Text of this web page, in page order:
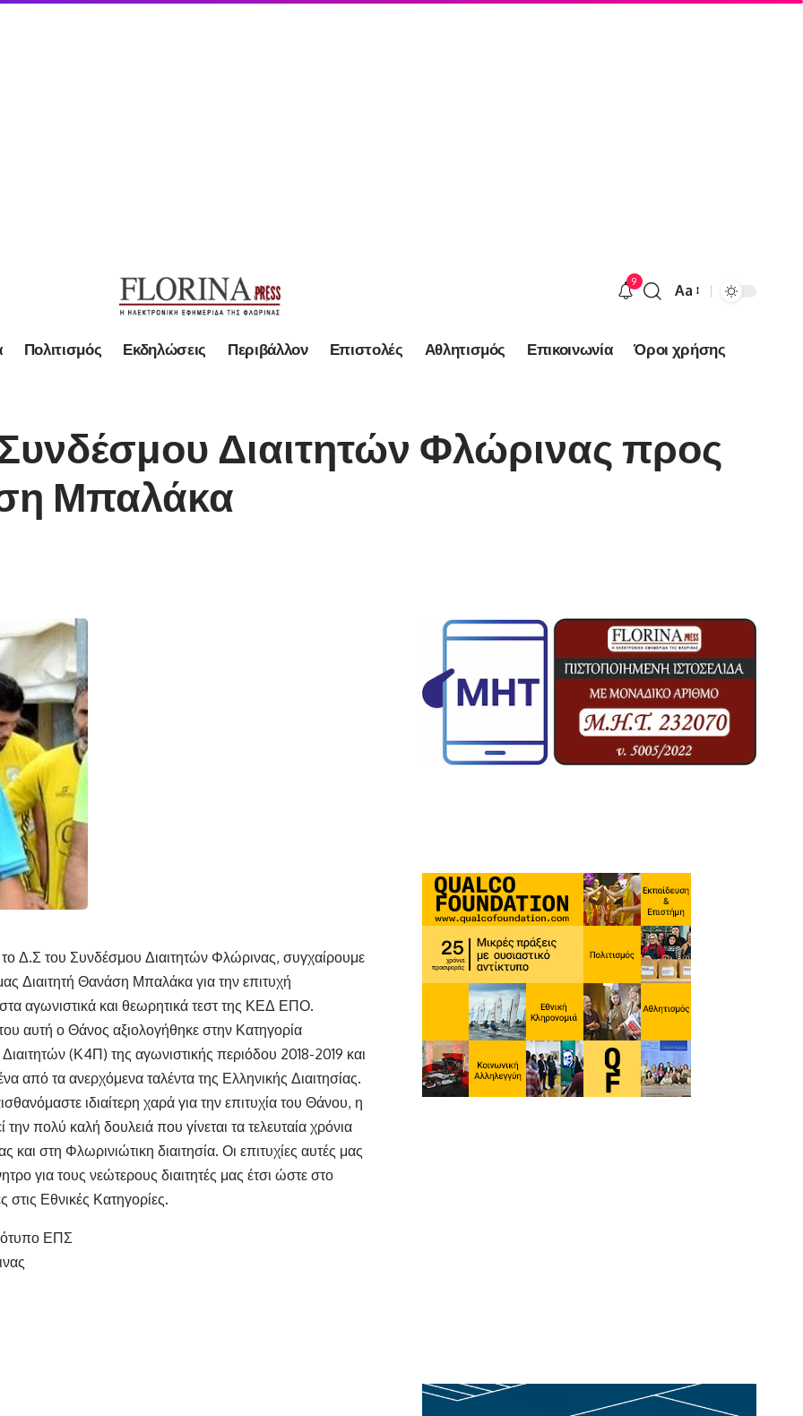
9
Font
Aa
Πολιτισμός Εκδηλώσεις Περιβάλλον Επιστολές Αθλητισμός Επικοινωνία Όροι χρήσης
Διαιτητών Φλώρινας προς
Μπαλάκα
Δ.Σ του Συνδέσμου Διαιτητών Φλώρινας, συγχαίρουμε
Διαιτητή Θανάση Μπαλάκα για την επιτυχή
αγωνιστικά και θεωρητικά τεστ της ΚΕΔ ΕΠΟ.
αυτή ο Θάνος αξιολογήθηκε στην Κατηγορία
(Κ4Π) της αγωνιστικής περιόδου 2018-2019 και
από τα ανερχόμενα ταλέντα της Ελληνικής Διαιτησίας.
ιδιαίτερη χαρά για την επιτυχία του Θάνου, η
την πολύ καλή δουλειά που γίνεται τα τελευταία χρόνια
και στη Φλωρινιώτικη διαιτησία. Οι επιτυχίες αυτές μας
για τους νεώτερους διαιτητές μας έτσι ώστε στο
στις Εθνικές Κατηγορίες.